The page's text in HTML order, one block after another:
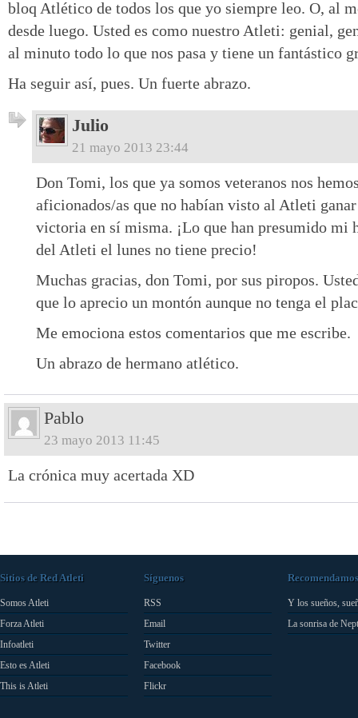
bloq Atlético de todos los que yo siempre leo. O, al
desde luego. Usted es como nuestro Atleti: genial,
al minuto todo lo que nos pasa y tiene un fantástico
Ha seguir así, pues. Un fuerte abrazo.
Julio
21 mayo 2013 23:44
Don Tomi, los que ya somos veteranos nos
aficionados/as que no habían visto al Atleti
victoria en sí misma. ¡Lo que han presumido mi
del Atleti el lunes no tiene precio!
Muchas gracias, don Tomi, por sus piropos.
que lo aprecio un montón aunque no tenga el
Me emociona estos comentarios que me escribe.
Un abrazo de hermano atlético.
Pablo
23 mayo 2013 11:45
La crónica muy acertada XD
Sitios de Red Atleti
Somos Atleti
Forza Atleti
Infoatleti
Esto es Atleti
This is Atleti
Síguenos
RSS
Email
Twitter
Facebook
Flickr
Recomendamos
Y los sueños,
La sonrisa de